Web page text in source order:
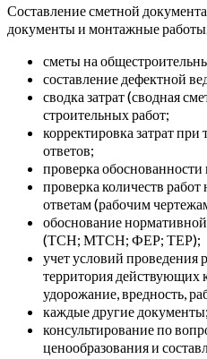
Составление сметной
документы и монтажные
сметы на
составление дефектной
сводка затрат (сводная
строительных работ;
корректировка затрат
ответов;
проверка обоснованности
проверка количеств
ответам (рабочим
обоснование
(ТСН; МТСН; ФЕР; ТЕР);
учет условий проведения
территория действующих
удорожание, вредность,
каждые другие документы;
консультирование по
ценообразования и